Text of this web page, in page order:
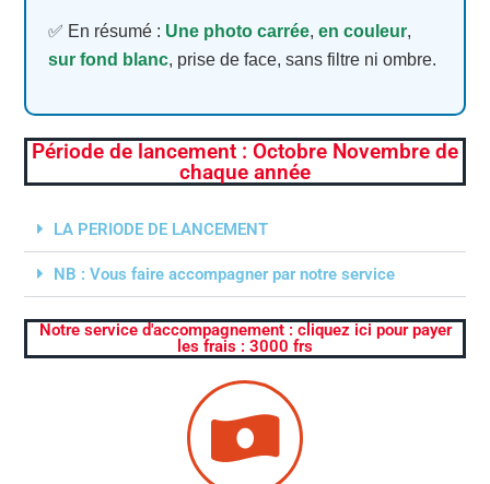
✅ En résumé : Une photo carrée, en couleur,
sur fond blanc, prise de face, sans filtre ni ombre.
Période de lancement : Octobre Novembre de
chaque année
LA PERIODE DE LANCEMENT
NB : Vous faire accompagner par notre service
Notre service d'accompagnement : cliquez ici pour payer
les frais : 3000 frs